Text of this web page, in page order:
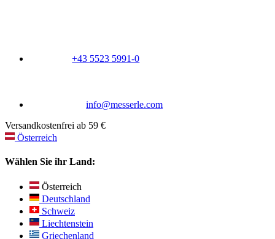
+43 5523 5991-0
info@messerle.com
Versandkostenfrei ab 59 €
Österreich
Wählen Sie ihr Land:
Österreich
Deutschland
Schweiz
Liechtenstein
Griechenland